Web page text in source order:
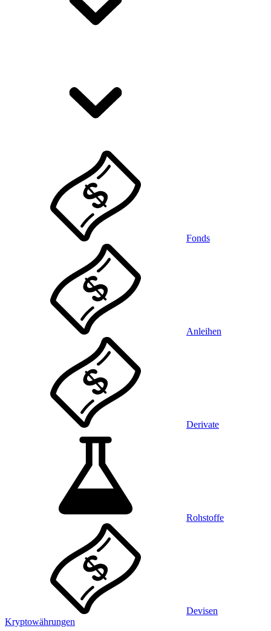
Fonds
Anleihen
Derivate
Rohstoffe
Devisen
Kryptowährungen